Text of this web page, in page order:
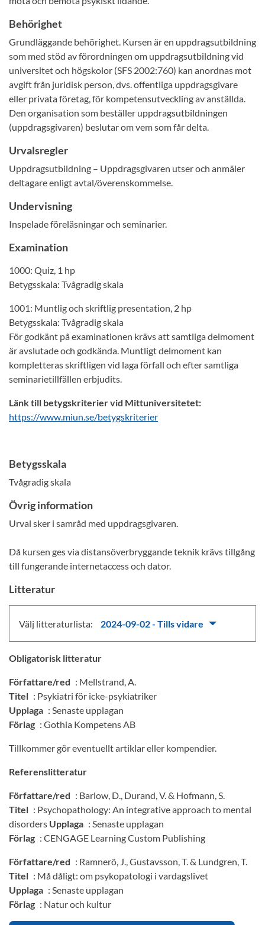
Behörighet
Grundläggande behörighet. Kursen är en uppdragsutbildning
som med stöd av förordningen om uppdragsutbildning vid
universitet och högskolor (SFS 2002:760) kan anordnas mot
avgift från juridisk person, dvs. offentliga uppdragsgivare
eller privata företag, för kompetensutveckling av anställda.
Den organisation som beställer uppdragsutbildningen
(uppdragsgivaren) beslutar om vem som får delta.
Urvalsregler
Uppdragsutbildning – Uppdragsgivaren utser och anmäler
deltagare enligt avtal/överenskommelse.
Undervisning
Inspelade föreläsningar och seminarier.
Examination
1000: Quiz, 1 hp
Betygsskala: Tvågradig skala
1001: Muntlig och skriftlig presentation, 2 hp
Betygsskala: Tvågradig skala
För godkänt på examinationen krävs att samtliga delmoment
är avslutade och godkända. Muntligt delmoment kan
kompletteras skriftligen vid laga förfall och efter samtliga
seminarietillfällen erbjudits.
Länk till betygskriterier vid Mittuniversitetet:
https://www.miun.se/betygskriterier
Betygsskala
Tvågradig skala
Övrig information
Urval sker i samråd med uppdragsgivaren.
Då kursen ges via distansöverbryggande teknik krävs tillgång
till fungerande internetaccess och dator.
Litteratur
Välj litteraturlista: 2024-09-02 - Tills vidare
Obligatorisk litteratur
Författare/red : Mellstrand, A.
Titel : Psykiatri för icke-psykiatriker
Upplaga : Senaste upplagan
Förlag : Gothia Kompetens AB
Tillkommer gör eventuellt artiklar eller kompendier.
Referenslitteratur
Författare/red : Barlow, D., Durand, V. & Hofmann, S.
Titel : Psychopathology: An integrative approach to mental
disorders Upplaga : Senaste upplagan
Förlag : CENGAGE Learning Custom Publishing
Författare/red : Ramnerö, J., Gustavsson, T. & Lundgren, T.
Titel : Må dåligt: om psykopatologi i vardagslivet
Upplaga : Senaste upplagan
Förlag : Natur och kultur